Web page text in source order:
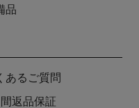
品
あるご質問
返品保証